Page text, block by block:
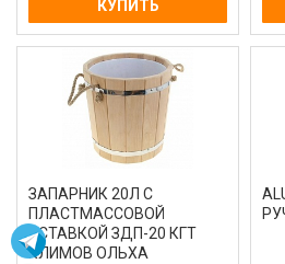
КУПИТЬ
ЗАПАРНИК 20Л С
ПЛАСТМАССОВОЙ
ВСТАВКОЙ ЗДП-20 КГТ
КЛИМОВ ОЛЬХА